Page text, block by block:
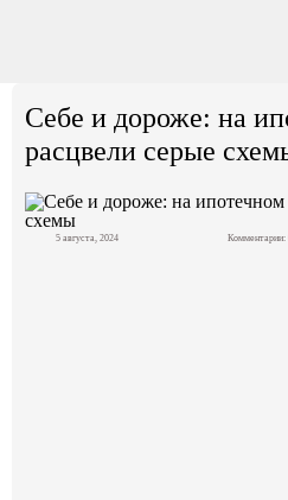
Себе и дороже: на
расцвели серые
5 августа, 2024 Комментарии: